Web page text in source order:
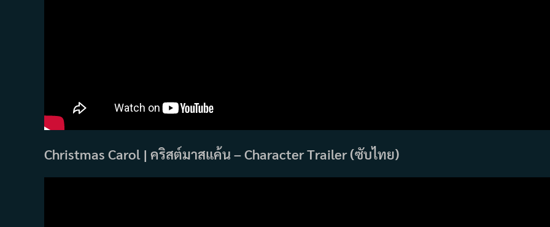
Christmas Carol | คริสต์มาสแค้น – Character Trailer (ซับไทย)